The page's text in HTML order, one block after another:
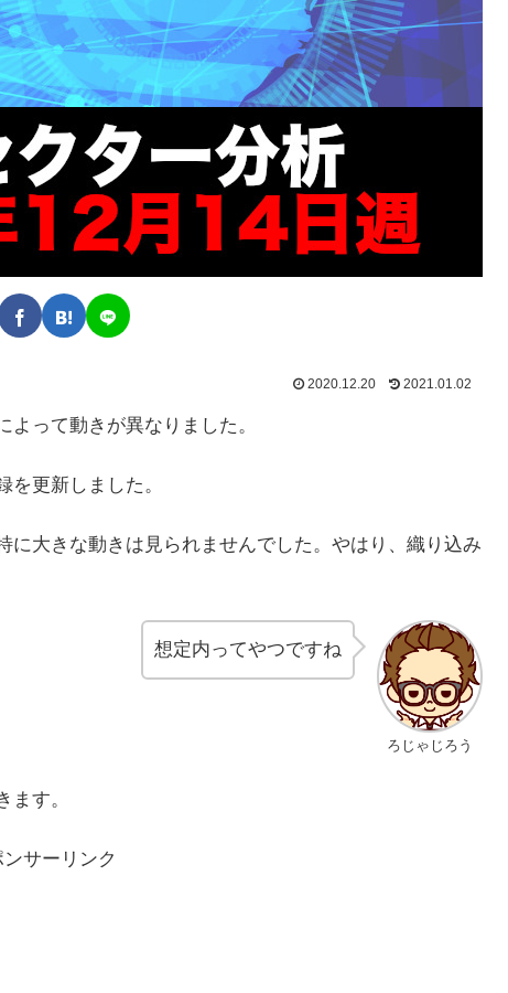
2020.12.20 2021.01.02
って動きが異なりました。
更新しました。
大きな動きは見られませんでした。やはり、織り込み
ろじゃじろう
想定内ってやつですね
す。
ンサーリンク